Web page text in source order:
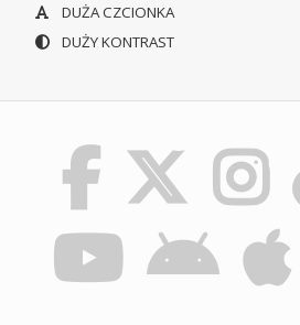
DUŻA CZCIONKA
DUŻY KONTRAST